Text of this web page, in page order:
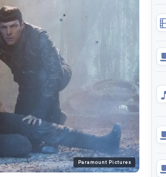
Paramount Pictures